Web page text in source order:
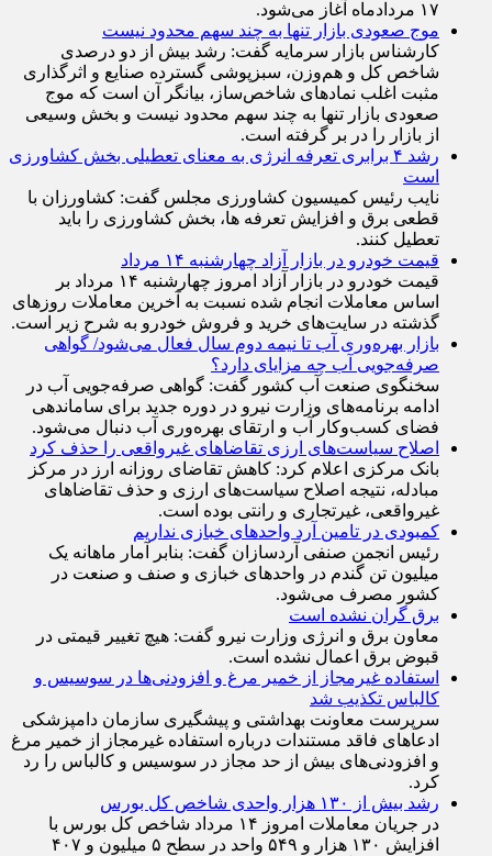
۱۷ مردادماه آغاز می‌شود.
موج صعودی بازار تنها به چند سهم محدود نیست
کارشناس بازار سرمایه گفت: رشد بیش از دو درصدی
شاخص کل و هم‌وزن، سبزپوشی گسترده صنایع و اثرگذاری
مثبت اغلب نماد‌های شاخص‌ساز، بیانگر آن است که موج
صعودی بازار تنها به چند سهم محدود نیست و بخش وسیعی
از بازار را در بر گرفته است.
است
نایب رئیس کمیسیون کشاورزی مجلس گفت: کشاورزان با
قطعی برق و افزایش تعرفه ها، بخش کشاورزی را باید
تعطیل کنند.
قیمت خودرو در بازار آزاد چهارشنبه ۱۴ مرداد
قیمت خودرو در بازار آزاد امروز چهارشنبه ۱۴ مرداد بر
اساس معاملات انجام شده نسبت به آخرین معاملات روز‌های
گذشته در سایت‌های خرید و فروش خودرو به شرح زیر است.
بازار بهره‌وری آب تا نیمه دوم سال فعال می‌شود/ گواهی
صرفه‌جویی آب چه مزایای دارد؟
سخنگوی صنعت آب کشور گفت: گواهی صرفه‌جویی آب در
ادامه برنامه‌های وزارت نیرو در دوره جدید برای ساماندهی
فضای کسب‌وکار آب و ارتقای بهره‌وری آب دنبال می‌شود.
اصلاح سیاست‌های ارزی تقاضاهای غیرواقعی را حذف کرد
بانک مرکزی اعلام کرد: کاهش تقاضای روزانه ارز در مرکز
مبادله، نتیجه اصلاح سیاست‌های ارزی و حذف تقاضا‌های
غیرواقعی، غیرتجاری و رانتی بوده است.
کمبودی در تامین آرد واحد‌های خبازی نداریم
رئیس انجمن صنفی آردسازان گفت: بنابر آمار ماهانه یک
میلیون تن گندم در واحد‌های خبازی و صنف و صنعت در
کشور مصرف می‌شود.
برق گران نشده است
معاون برق و انرژی وزارت نیرو گفت: هیچ تغییر قیمتی در
قبوض برق اعمال نشده است.
استفاده غیرمجاز از خمیر مرغ و افزودنی‌ها در سوسیس و
کالباس تکذیب شد
سرپرست معاونت بهداشتی و پیشگیری سازمان دامپزشکی
ادعاهای فاقد مستندات درباره استفاده غیرمجاز از خمیر مرغ
و افزودنی‌های بیش از حد مجاز در سوسیس و کالباس را رد
کرد.
رشد بیش از ۱۳۰ هزار واحدی شاخص کل بورس
در جریان معاملات امروز ۱۴ مرداد شاخص کل بورس با